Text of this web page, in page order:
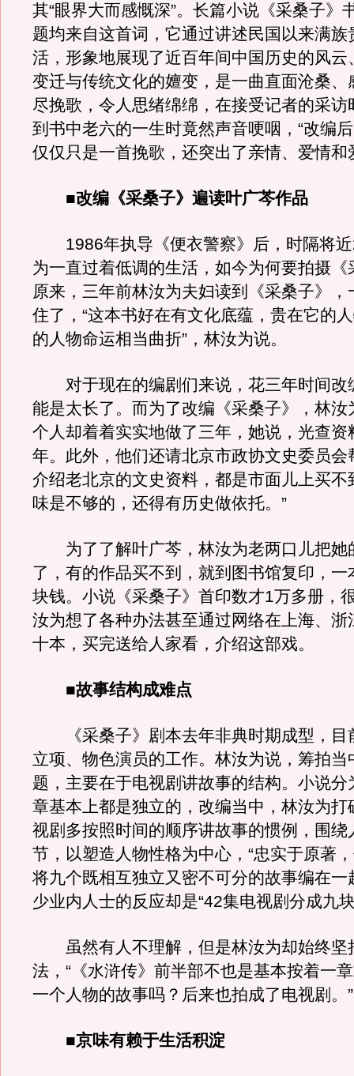
其“眼界大而感慨深”。长篇小说《采桑子》
题均来自这首词，它通过讲述民国以来满族
活，形象地展现了近百年间中国历史的风云
变迁与传统文化的嬗变，是一曲直面沧桑、
尽挽歌，令人思绪绵绵，在接受记者的采访
到书中老六的一生时竟然声音哽咽，“改编
仅仅只是一首挽歌，还突出了亲情、爱情和
■改编《采桑子》遍读叶广芩作品
1986年执导《便衣警察》后，时隔将近
为一直过着低调的生活，如今为何要拍摄《
原来，三年前林汝为夫妇读到《采桑子》，
住了，“这本书好在有文化底蕴，贵在它的
的人物命运相当曲折”，林汝为说。
对于现在的编剧们来说，花三年时间改
能是太长了。而为了改编《采桑子》，林汝
个人却着着实实地做了三年，她说，光查资
年。此外，他们还请北京市政协文史委员会
介绍老北京的文史资料，都是市面儿上买不
味是不够的，还得有历史做依托。”
为了了解叶广芩，林汝为老两口儿把她
了，有的作品买不到，就到图书馆复印，一
块钱。小说《采桑子》首印数才1万多册，
汝为想了各种办法甚至通过网络在上海、浙
十本，买完送给人家看，介绍这部戏。
■故事结构成难点
《采桑子》剧本去年非典时期成型，目
立项、物色演员的工作。林汝为说，筹拍当
题，主要在于电视剧讲故事的结构。小说分
章基本上都是独立的，改编当中，林汝为打
视剧多按照时间的顺序讲故事的惯例，围绕
节，以塑造人物性格为中心，“忠实于原著
将九个既相互独立又密不可分的故事编在一
少业内人士的反应却是“42集电视剧分成九
虽然有人不理解，但是林汝为却始终坚
法，“《水浒传》前半部不也是基本按着一
一个人物的故事吗？后来也拍成了电视剧。”
■京味有赖于生活积淀